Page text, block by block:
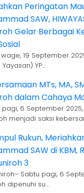
Peringatan
SAW,
Gelar Berbagai
19 September
YP…
MTs, MA,
dalam Cahaya
pagi, 6 September 2025,
menjadi saksi
Rukun,
SAW di KBM,
3
Sabtu pagi, 6
dipenuhi su…